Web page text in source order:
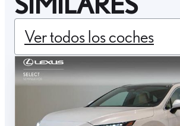
Ver todos los coches